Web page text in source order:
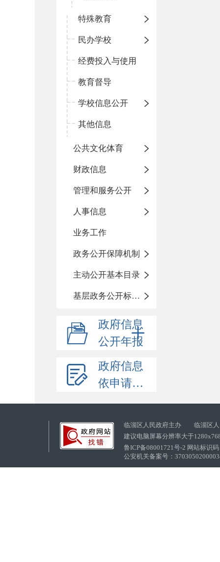
特殊教育
民办学校
经费投入与使用
教育督导
学校信息公开
其他信息
公共文化体育
财政信息
管理和服务公开
人事信息
业务工作
政务公开保障机制
主动公开基本目录
基层政务公开标准化目录
政府信息
公开年报
政府信息
依申请公开
临淄区人民政府主办 临淄区人
建议电脑屏幕分辨率大于
鲁ICP备08001721号-2 网站标识
公安机关备案号：